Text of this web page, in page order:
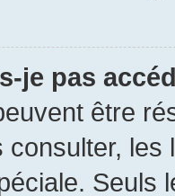
je pas
être
consulter,
Seuls